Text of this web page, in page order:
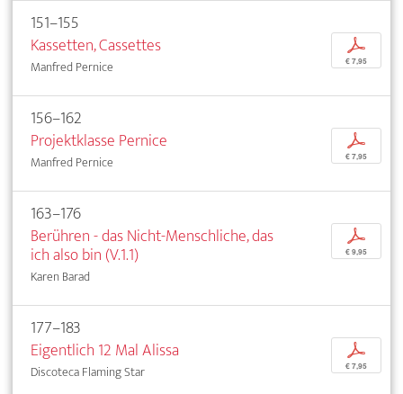
151–155
Kassetten, Cassettes
Manfred Pernice
p
€ 7,95
156–162
Projektklasse Pernice
Manfred Pernice
p
€ 7,95
163–176
Berühren - das Nicht-Menschliche, das
ich also bin (V.1.1)
Karen Barad
p
€ 9,95
177–183
Eigentlich 12 Mal Alissa
Discoteca Flaming Star
p
€ 7,95